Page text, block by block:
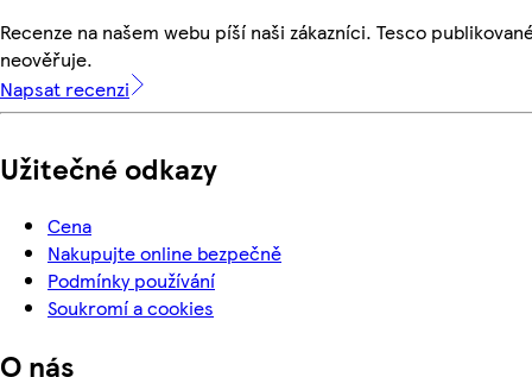
Recenze na našem webu píší naši zákazníci. Tesco
neověřuje.
Napsat recenzi
Užitečné odkazy
Cena
Nakupujte online bezpečně
Podmínky používání
Soukromí a cookies
O nás